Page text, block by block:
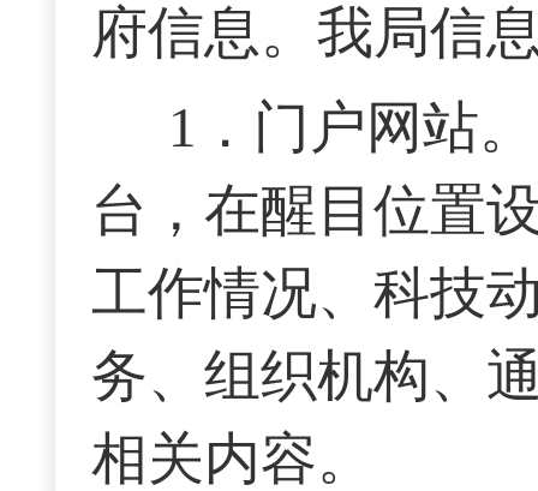
府信息。我局信
1．门户网站
台，在醒目位置
工作情况、科技
务、组织机构、
相关内容。